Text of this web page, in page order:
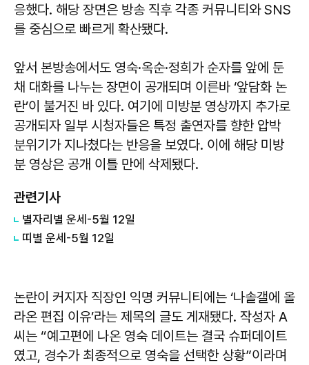
응했다. 해당 장면은 방송 직후 각종 커뮤니티와 SNS
를 중심으로 빠르게 확산됐다.
앞서 본방송에서도 영숙·옥순·정희가 순자를 앞에 둔
채 대화를 나누는 장면이 공개되며 이른바 ‘앞담화 논
란’이 불거진 바 있다. 여기에 미방분 영상까지 추가로
공개되자 일부 시청자들은 특정 출연자를 향한 압박
분위기가 지나쳤다는 반응을 보였다. 이에 해당 미방
분 영상은 공개 이틀 만에 삭제됐다.
관련기사
별자리별 운세-5월 12일
띠별 운세-5월 12일
논란이 커지자 직장인 익명 커뮤니티에는 ‘나솔갤에 올
라온 편집 이유’라는 제목의 글도 게재됐다. 작성자 A
씨는 “예고편에 나온 영숙 데이트는 결국 슈퍼데이트
였고, 경수가 최종적으로 영숙을 선택한 상황”이라며